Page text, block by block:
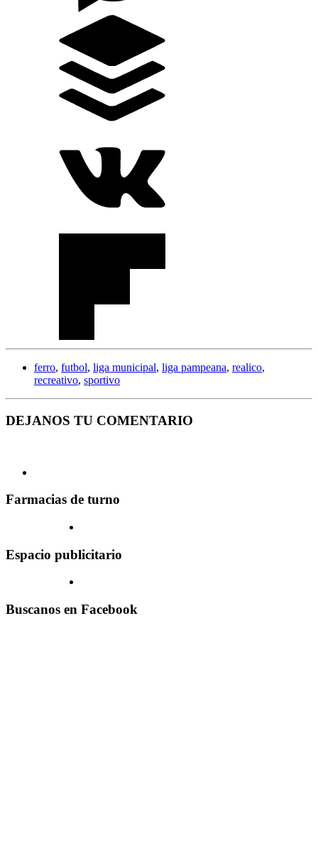
ferro, futbol, liga municipal, liga pampeana, realico,
recreativo, sportivo
DEJANOS TU COMENTARIO
Farmacias de turno
Espacio publicitario
Buscanos en Facebook